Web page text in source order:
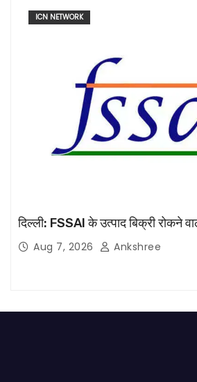
ICN NETWORK
दिल्ली: FSSAI के उत्पाद बिक्री रोकने
Aug 7, 2026 Ankshree